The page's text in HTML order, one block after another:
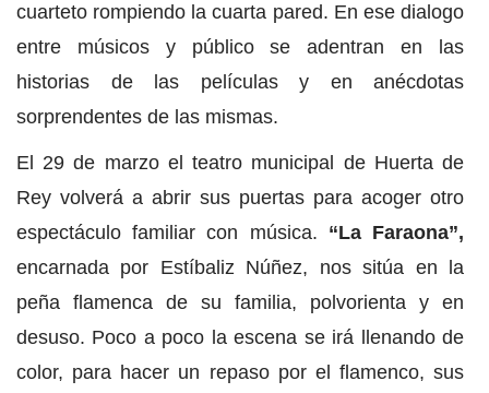
cuarteto rompiendo la cuarta pared. En ese dialogo
entre músicos y público se adentran en las
historias de las películas y en anécdotas
sorprendentes de las mismas.
El 29 de marzo el teatro municipal de Huerta de
Rey volverá a abrir sus puertas para acoger otro
espectáculo familiar con música. “La Faraona”,
encarnada por Estíbaliz Núñez, nos sitúa en la
peña flamenca de su familia, polvorienta y en
desuso. Poco a poco la escena se irá llenando de
color, para hacer un repaso por el flamenco, sus